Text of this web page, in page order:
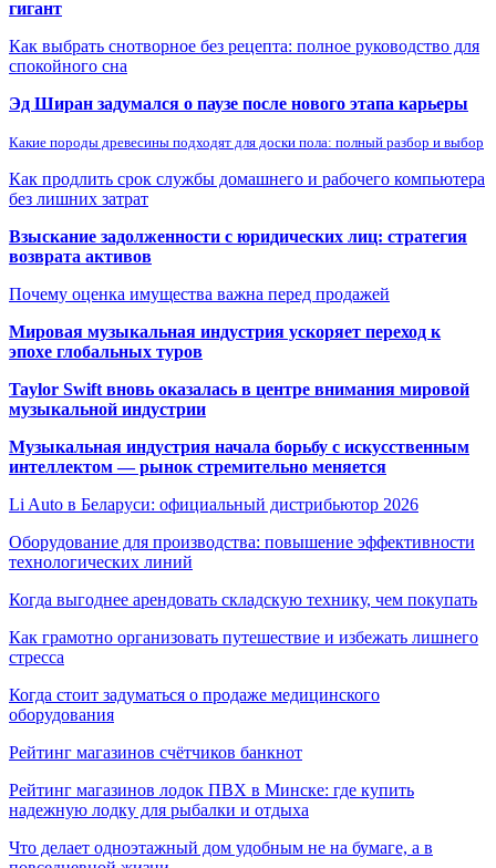
гигант
Как выбрать снотворное без рецепта: полное руководство для
спокойного сна
Эд Ширан задумался о паузе после нового этапа карьеры
Какие породы древесины подходят для доски пола: полный разбор и выбор
Как продлить срок службы домашнего и рабочего компьютера
без лишних затрат
Взыскание задолженности с юридических лиц: стратегия
возврата активов
Почему оценка имущества важна перед продажей
Мировая музыкальная индустрия ускоряет переход к
эпохе глобальных туров
Taylor Swift вновь оказалась в центре внимания мировой
музыкальной индустрии
Музыкальная индустрия начала борьбу с искусственным
интеллектом — рынок стремительно меняется
Li Auto в Беларуси: официальный дистрибьютор 2026
Оборудование для производства: повышение эффективности
технологических линий
Когда выгоднее арендовать складскую технику, чем покупать
Как грамотно организовать путешествие и избежать лишнего
стресса
Когда стоит задуматься о продаже медицинского
оборудования
Рейтинг магазинов счётчиков банкнот
Рейтинг магазинов лодок ПВХ в Минске: где купить
надежную лодку для рыбалки и отдыха
Что делает одноэтажный дом удобным не на бумаге, а в